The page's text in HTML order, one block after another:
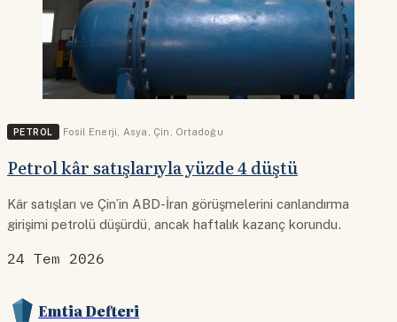
PETROL Fosil Enerji Asya Çin Ortadoğu
Petrol kâr satışlarıyla yüzde 4 düştü
Kâr satışları ve Çin’in ABD-İran görüşmelerini canlandırma
girişimi petrolü düşürdü, ancak haftalık kazanç korundu.
24 Tem 2026
Emtia Defteri